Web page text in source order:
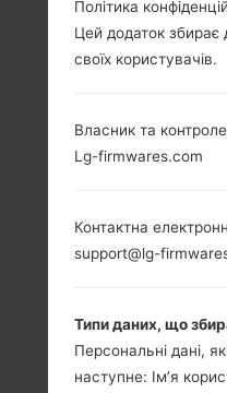
LG
екрану до тіла)
480 x 800 пікселів
Політика
Цей додаток збирає
своїх користувачів.
Власник та
Lg-firmwares.com
Контактна
support@lg-
Типи даних, що
Персональні дані,
наступне: Ім’я